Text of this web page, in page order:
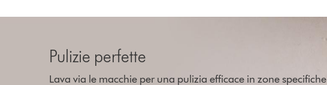
Pulizie perfette
Lava via le macchie per una pulizia efficace in zone specifiche